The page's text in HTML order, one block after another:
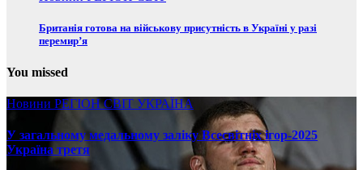
Британія готова на військову присутність в Україні у разі
перемир’я
You missed
Новини РЕГІОНСВІТ УКРАЇНА
У загальному медальному заліку Всесвітніх ігор-2025
Україна третя